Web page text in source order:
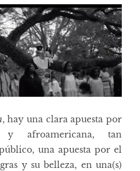
, hay una clara apuesta por
afroamericana, tan
una apuesta por el
y su belleza, en una(s)